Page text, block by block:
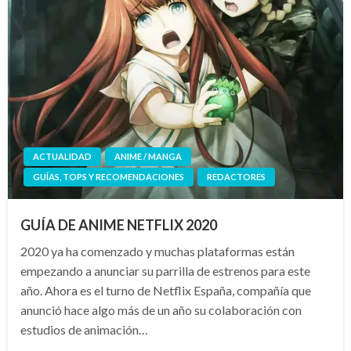
ACTUALIDAD
ANIME / MANGA
GUÍAS, TOPS Y RECOMENDACIONES
REDACTORES
GUÍA DE ANIME NETFLIX 2020
2020 ya ha comenzado y muchas plataformas están
empezando a anunciar su parrilla de estrenos para este
año. Ahora es el turno de Netflix España, compañía que
anunció hace algo más de un año su colaboración con
estudios de animación…